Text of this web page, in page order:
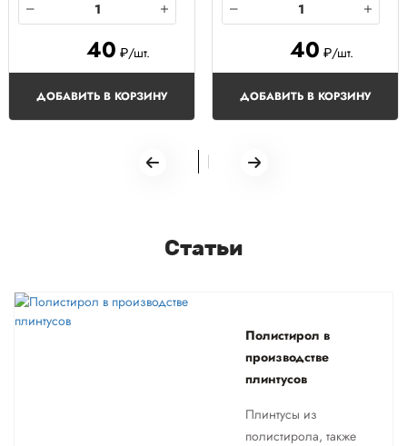
40 ₽/шт.
ДОБАВИТЬ В КОРЗИНУ
40 ₽/шт.
ДОБАВИТЬ В КОРЗИНУ
Статьи
Полистирол в
производстве
плинтусов
Плинтусы из
полистирола, также